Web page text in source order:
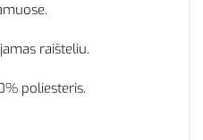
raišteliu.
poliesteris.